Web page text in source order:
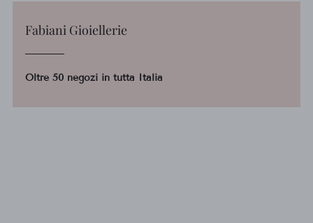
Fabiani Gioiellerie
Oltre 50 negozi in tutta Italia